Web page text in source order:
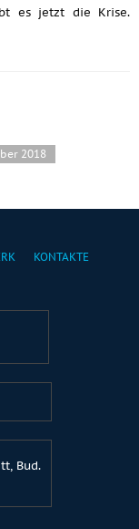
es jetzt die Krise.
2018
KONTAKTE
Bud.